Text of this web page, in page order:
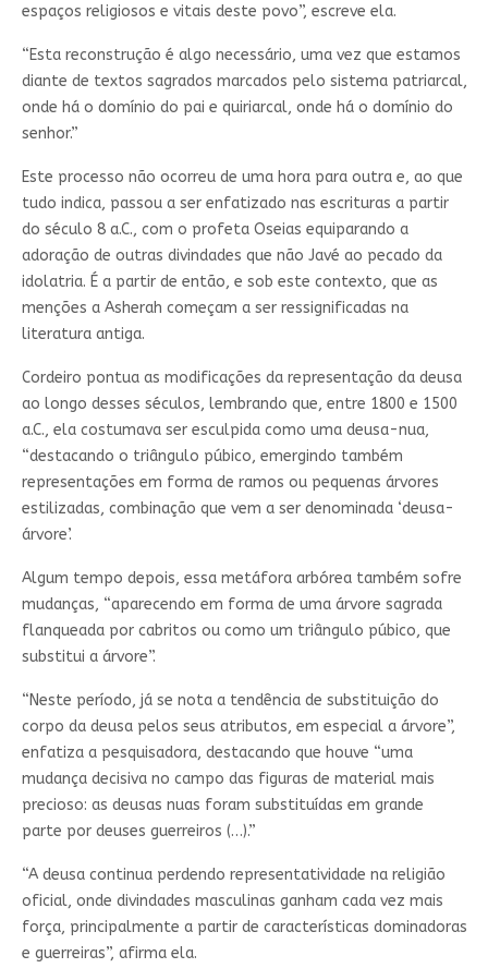
espaços religiosos e vitais deste povo”, escreve ela.
“Esta reconstrução é algo necessário, uma vez que estamos
diante de textos sagrados marcados pelo sistema patriarcal,
onde há o domínio do pai e quiriarcal, onde há o domínio do
senhor.”
Este processo não ocorreu de uma hora para outra e, ao que
tudo indica, passou a ser enfatizado nas escrituras a partir
do século 8 a.C., com o profeta Oseias equiparando a
adoração de outras divindades que não Javé ao pecado da
idolatria. É a partir de então, e sob este contexto, que as
menções a Asherah começam a ser ressignificadas na
literatura antiga.
Cordeiro pontua as modificações da representação da deusa
ao longo desses séculos, lembrando que, entre 1800 e 1500
a.C., ela costumava ser esculpida como uma deusa-nua,
“destacando o triângulo púbico, emergindo também
representações em forma de ramos ou pequenas árvores
estilizadas, combinação que vem a ser denominada ‘deusa-
árvore’.
Algum tempo depois, essa metáfora arbórea também sofre
mudanças, “aparecendo em forma de uma árvore sagrada
flanqueada por cabritos ou como um triângulo púbico, que
substitui a árvore”.
“Neste período, já se nota a tendência de substituição do
corpo da deusa pelos seus atributos, em especial a árvore”,
enfatiza a pesquisadora, destacando que houve “uma
mudança decisiva no campo das figuras de material mais
precioso: as deusas nuas foram substituídas em grande
parte por deuses guerreiros (…).”
“A deusa continua perdendo representatividade na religião
oficial, onde divindades masculinas ganham cada vez mais
força, principalmente a partir de características dominadoras
e guerreiras”, afirma ela.